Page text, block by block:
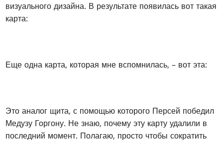
визуального дизайна. В результате появилась вот такая
карта:
Еще одна карта, которая мне вспомнилась, – вот эта:
Это аналог щита, с помощью которого Персей победил
Медузу Горгону. Не знаю, почему эту карту удалили в
последний момент. Полагаю, просто чтобы сократить